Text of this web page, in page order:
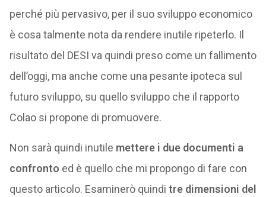
perché più pervasivo, per il suo sviluppo economico
è cosa talmente nota da rendere inutile ripeterlo. Il
risultato del DESI va quindi preso come un fallimento
dell’oggi, ma anche come una pesante ipoteca sul
futuro sviluppo, su quello sviluppo che il rapporto
Colao si propone di promuovere.
Non sarà quindi inutile mettere i due documenti a
confronto ed è quello che mi propongo di fare con
questo articolo. Esaminerò quindi tre dimensioni del